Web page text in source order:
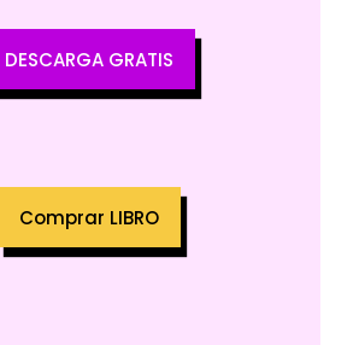
DESCARGA GRATIS
Comprar LIBRO